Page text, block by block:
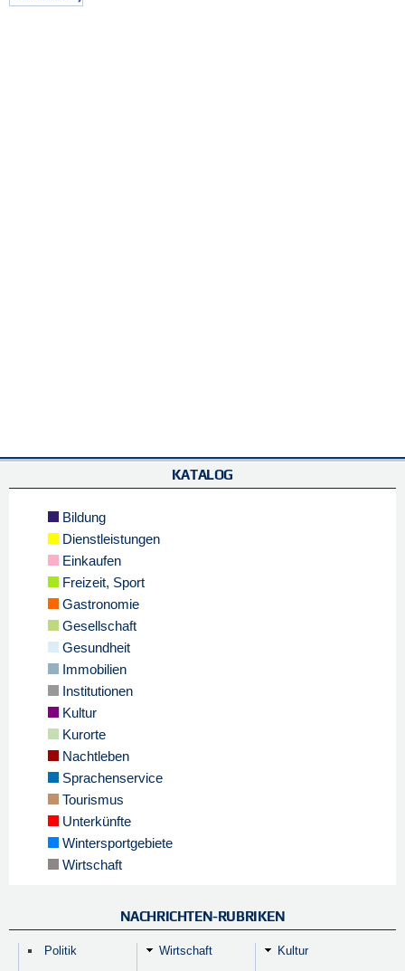
KATALOG
Bildung
Dienstleistungen
Einkaufen
Freizeit, Sport
Gastronomie
Gesellschaft
Gesundheit
Immobilien
Institutionen
Kultur
Kurorte
Nachtleben
Sprachenservice
Tourismus
Unterkünfte
Wintersportgebiete
Wirtschaft
NACHRICHTEN-RUBRIKEN
Politik Wirtschaft Kultur